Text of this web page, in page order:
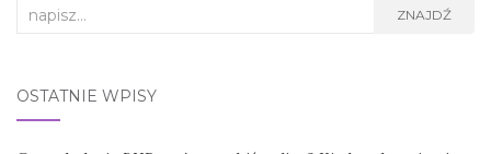
Search
ZNAJDŹ
OSTATNIE WPISY